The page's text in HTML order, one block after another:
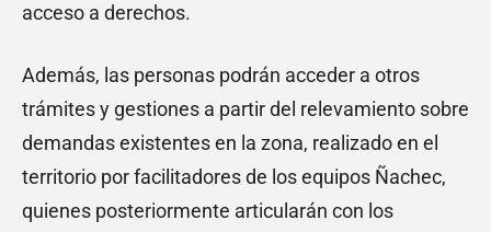
acceso a derechos.
Además, las personas podrán acceder a otros
trámites y gestiones a partir del relevamiento sobre
demandas existentes en la zona, realizado en el
territorio por facilitadores de los equipos Ñachec,
quienes posteriormente articularán con los